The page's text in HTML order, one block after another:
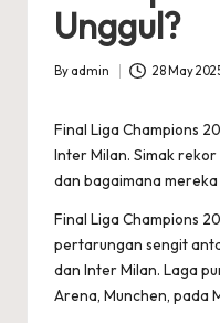
Unggul?
Posted
By admin 28 May
Final Liga Champions
Inter Milan. Simak
dan bagaimana
Final Liga Champions
pertarungan sengit
dan Inter Milan. Laga
Arena, Munchen, pada